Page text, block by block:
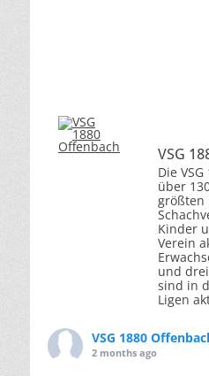
VSG
Die
über
größten
Kinder
Verein
und
sind in
Ligen
VSG 1880
2 months ago